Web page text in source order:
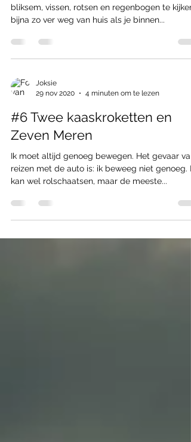
bliksem, vissen, rotsen en regenbogen te kijken,
bijna zo ver weg van huis als je binnen...
Joksie
29 nov 2020
4 minuten om te lezen
#6 Twee kaaskroketten en
Zeven Meren
Ik moet altijd genoeg bewegen. Het gevaar van
reizen met de auto is: ik beweeg niet genoeg. Ik
kan wel rolschaatsen, maar de meeste...